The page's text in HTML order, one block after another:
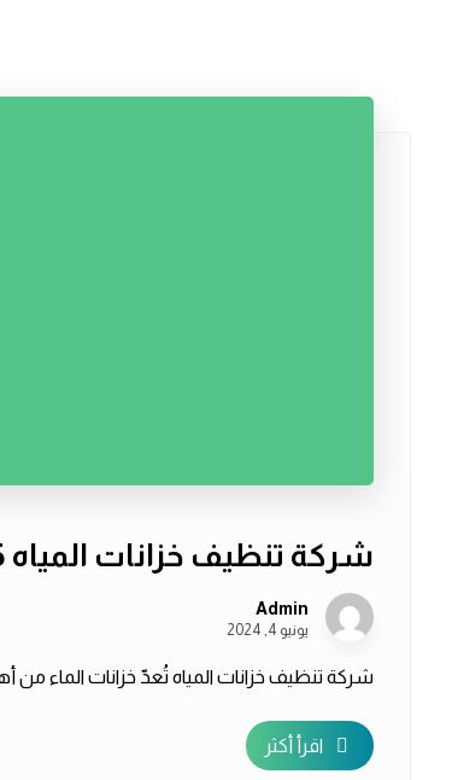
شركة تنظيف خزانات المياه 0507240005 شركة باور كلين
Admin
يونيو 4, 2024
شركة تنظيف خزانات المياه تُعدّ خزانات الماء
اقرأ أكثر